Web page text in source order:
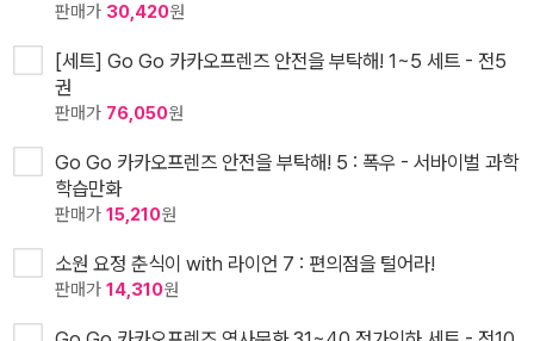
판매가 30,420원
[세트] Go Go 카카오프렌즈 안전을 부탁해! 1~5 세트 - 전5
권
판매가 76,050원
Go Go 카카오프렌즈 안전을 부탁해! 5 : 폭우 - 서바이벌 과학
학습만화
판매가 15,210원
소원 요정 춘식이 with 라이언 7 : 편의점을 털어라!
판매가 14,310원